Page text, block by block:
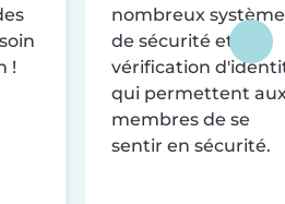
!
nombreux
de sécurité et de
vérification
qui permettent
membres de se
sentir en sécurité.